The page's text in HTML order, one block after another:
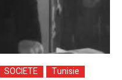
SOCIETE Tunisie